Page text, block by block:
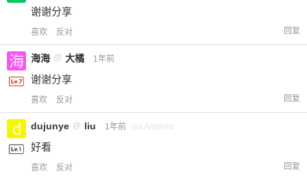
谢谢分享
喜欢 反对 回复
海海 @ 大橘 1年前
谢谢分享
喜欢 反对 回复
dujunye @ liu 1年前 via Android
好看
喜欢 反对 回复